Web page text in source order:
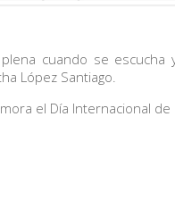
cuando se
López Santiago.
el Día Internacional de